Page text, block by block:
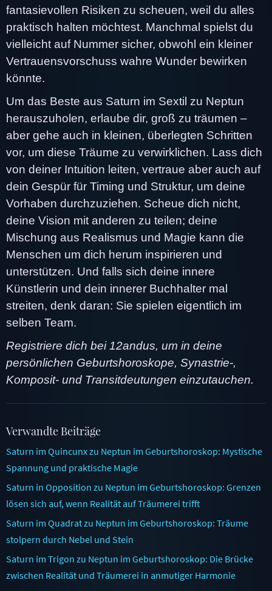
fantasievollen Risiken zu scheuen, weil du alles
praktisch halten möchtest. Manchmal spielst du
vielleicht auf Nummer sicher, obwohl ein kleiner
Vertrauensvorschuss wahre Wunder bewirken
könnte.
Um das Beste aus Saturn im Sextil zu Neptun
herauszuholen, erlaube dir, groß zu träumen –
aber gehe auch in kleinen, überlegten Schritten
vor, um diese Träume zu verwirklichen. Lass dich
von deiner Intuition leiten, vertraue aber auch auf
dein Gespür für Timing und Struktur, um deine
Vorhaben durchzuziehen. Scheue dich nicht,
deine Vision mit anderen zu teilen; deine
Mischung aus Realismus und Magie kann die
Menschen um dich herum inspirieren und
unterstützen. Und falls sich deine innere
Künstlerin und dein innerer Buchhalter mal
streiten, denk daran: Sie spielen eigentlich im
selben Team.
Registriere dich bei 12andus, um in deine
persönlichen Geburtshoroskope, Synastrie-,
Komposit- und Transitdeutungen einzutauchen.
Verwandte Beiträge
Saturn im Quincunx zu Neptun im Geburtshoroskop: Mystische
Spannung und praktische Magie
Saturn in Opposition zu Neptun im Geburtshoroskop: Grenzen
lösen sich auf, wenn Realität auf Träumerei trifft
Saturn im Quadrat zu Neptun im Geburtshoroskop: Träume
stolpern durch Nebel und Stein
Saturn im Trigon zu Neptun im Geburtshoroskop: Die Brücke
zwischen Realität und Träumerei in anmutiger Harmonie